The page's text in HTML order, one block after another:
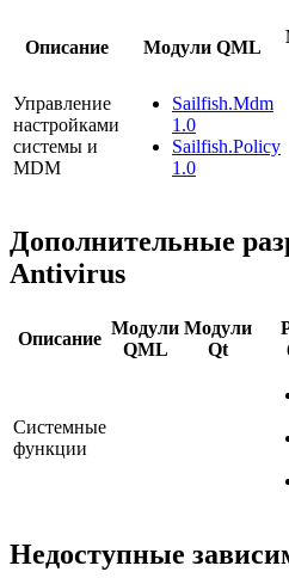
Описание Модули QML
Управление
настройками
системы и
MDM
Sailfish.Mdm
1.0
Sailfish.Policy
1.0
Дополнительные
Antivirus
Описание
Модули
QML
Модули
Qt
Системные
функции
Недоступные